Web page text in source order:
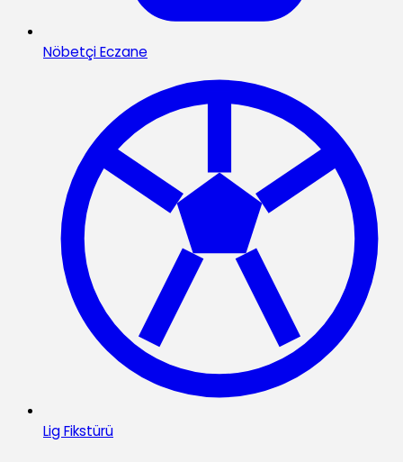
Nöbetçi Eczane
Lig Fikstürü